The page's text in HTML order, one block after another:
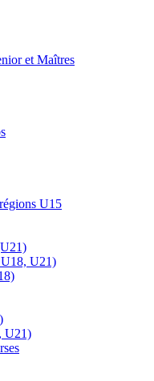
et Maîtres
U15
U21)
U21)